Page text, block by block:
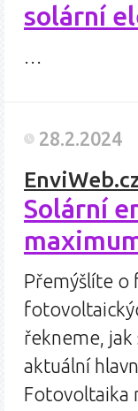
solární
…
28.2.2024
Solární
Přemýšlíte o
řekneme,
aktuální
Fotovoltaika